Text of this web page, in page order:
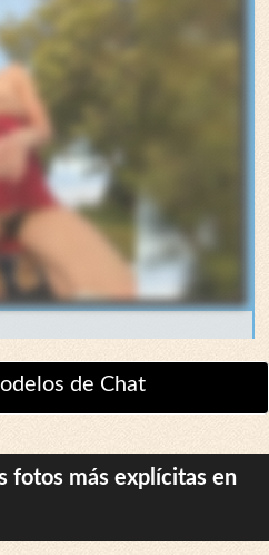
de Chat
fotos más explícitas en